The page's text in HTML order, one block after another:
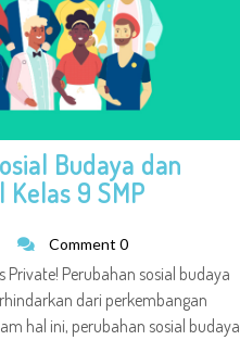
Budaya dan
Kelas 9 SMP
Comment 0
Private! Perubahan sosial budaya
dari perkembangan
hal ini, perubahan sosial budaya